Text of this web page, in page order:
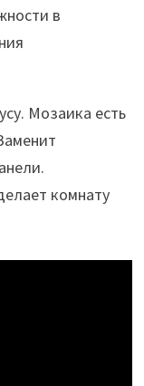
в
Мозаика есть
комнату